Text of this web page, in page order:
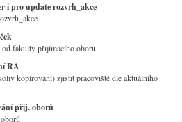
i pro update rozvrh_akce
od fakulty přijímacího oboru
RA
kopírování) zjistit pracoviště dle aktuálního
přij. oborů